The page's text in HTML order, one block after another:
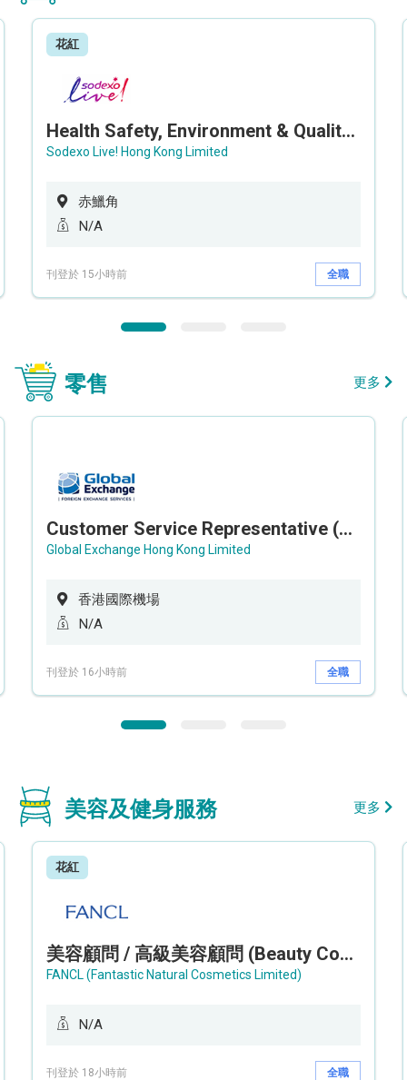
花紅
Health Safety, Environment & Quality Assurance Officer (Maternity cover – 5 months contract)
Sodexo Live! Hong Kong Limited
赤鱲角
N/A
刊登於 15小時前 全職
零售 更多
Customer Service Representative (Airport)
Global Exchange Hong Kong Limited
香港國際機場
N/A
刊登於 16小時前 全職
美容及健身服務 更多
花紅
美容顧問 / 高級美容顧問 (Beauty Consultant / Senior Beauty Consultant)
FANCL (Fantastic Natural Cosmetics Limited)
N/A
刊登於 18小時前 全職